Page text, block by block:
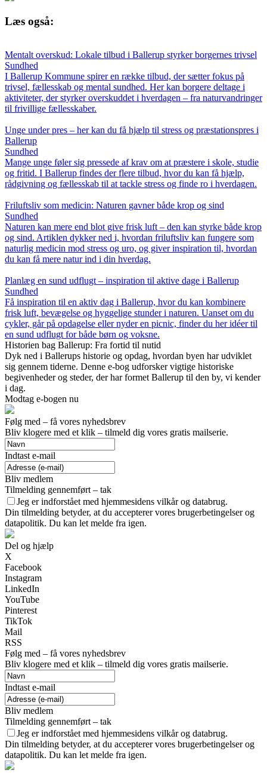
Læs også:
Mentalt overskud: Lokale tilbud i Ballerup styrker borgernes trivsel
Sundhed
I Ballerup Kommune spirer en række tilbud, der sætter fokus på
trivsel, fællesskab og mental sundhed. Her kan borgere deltage i
aktiviteter, der styrker overskuddet i hverdagen – fra naturvandringer
til frivillige fællesskaber.
Unge under pres – her kan du få hjælp til stress og præstationspres i
Ballerup
Sundhed
Mange unge føler sig pressede af krav om at præstere i skole, studie
og fritid. I Ballerup findes der flere tilbud, hvor du kan få hjælp,
rådgivning og fællesskab til at tackle stress og finde ro i hverdagen.
Friluftsliv som medicin: Naturen gavner både krop og sind
Sundhed
Naturen kan mere end blot give frisk luft – den kan styrke både krop
og sind. Artiklen dykker ned i, hvordan friluftsliv kan fungere som
naturlig medicin mod stress og uro, og giver inspiration til, hvordan
du kan få mere natur ind i din hverdag.
Planlæg en sund udflugt – inspiration til aktive dage i Ballerup
Sundhed
Få inspiration til en aktiv dag i Ballerup, hvor du kan kombinere
frisk luft, bevægelse og hyggelige stunder i naturen. Uanset om du
cykler, går på opdagelse eller nyder en picnic, finder du her idéer til
en sund udflugt for både børn og voksne.
Historien bag Ballerup: Fra fortid til nutid
Dyk ned i Ballerups historie og opdag, hvordan byen har udviklet
sig gennem tiderne. Denne e-bog udforsker vigtige historiske
begivenheder og steder, der har formet Ballerup til den by, vi kender
i dag.
Modtag e-bogen nu
Følg med – få vores nyhedsbrev
Bliv klogere med et klik – tilmeld dig vores gratis mailserie.
Indtast e-mail
Bliv medlem
Tilmelding gennemført – tak
Jeg er indforstået med hjemmesidens vilkår og databrug.
Din tilmelding betyder, at du accepterer vores brugerbetingelser og
datapolitik. Du kan let melde fra igen.
Del og hjælp
X
Facebook
Instagram
LinkedIn
YouTube
Pinterest
TikTok
Mail
RSS
Følg med – få vores nyhedsbrev
Bliv klogere med et klik – tilmeld dig vores gratis mailserie.
Indtast e-mail
Bliv medlem
Tilmelding gennemført – tak
Jeg er indforstået med hjemmesidens vilkår og databrug.
Din tilmelding betyder, at du accepterer vores brugerbetingelser og
datapolitik. Du kan let melde fra igen.